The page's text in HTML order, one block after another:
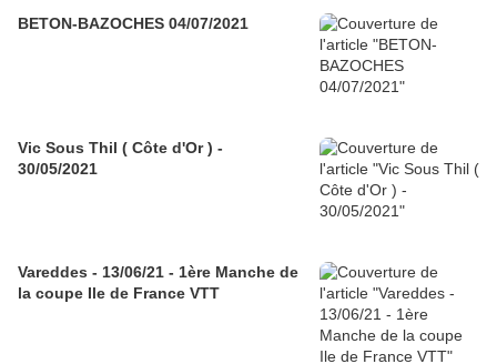
BETON-BAZOCHES 04/07/2021
Vic Sous Thil ( Côte d'Or ) -
30/05/2021
Vareddes - 13/06/21 - 1ère Manche de
la coupe Ile de France VTT